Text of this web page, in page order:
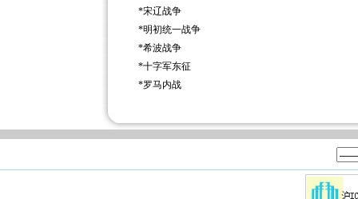
*宋辽战争
*明初统一战争
*希波战争
*十字军东征
*罗马内战